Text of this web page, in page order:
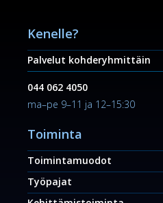
Kenelle?
Palvelut kohderyhmittäin
044 062 4050
ma–pe 9–11 ja 12–15:30
Toiminta
Toimintamuodot
Työpajat